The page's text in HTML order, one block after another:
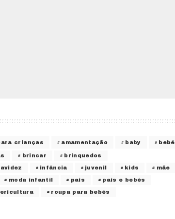
crianças amamentação baby bebé
brincar brinquedos
infância juvenil kids mãe
moda infantil pais pais e bebés
roupa para bebés